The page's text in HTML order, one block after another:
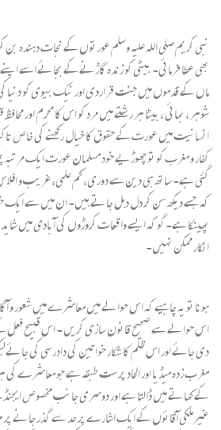
نبی کریم صلی اللہ علیہ وسلم عورتوں کے نجات دہندہ
بھی عطا فرمائی۔ بیٹی کو زندہ گاڑنے کے بجائے اسے اپنے
ماں کے قدموں میں جنت قراردی اور نیک بیوی کو دنیا
شوہر ، بھائی ، بیٹا ہر رشتے میں مرد کو اس کا محرم اور
انسانیت میں عورت کے حقوق کا خیال رکھنے کی خاص
کفار و مغرب کو تو چھوڑیے خود مسلمان عورت ایک
گئی ہے۔ ساتھ ہی دین سے دوری، کم علمی، غریب و
کہ جسے دیکھ سن کر دل دہل جاتے ہیں۔ ان میں سے
پھینکا ہے۔ گو کہ ایسے واقعات کروڑوں کی آبادی میں
انکار ممکن نہیں۔
ہونا تو یہ چاہیے کہ اس حوالے میں معاشرے میں شعور و
اس حوالے سے صحیح قانون سازی کریں ۔ اس قبیح فعل کے
دی جائے اور اس ظلم کا شکار خواتین کی دادرسی کی
مغرب زدہ میڈیا اور الحاد پرست طبقہ ہے جو معاشرے کی
کے کھاتے میں ڈالتا ہے اور دوسری جانب مخصوص
غیرملکی آقائوں کے ایک اشارے پر حد سے گذر جانے پر ہر